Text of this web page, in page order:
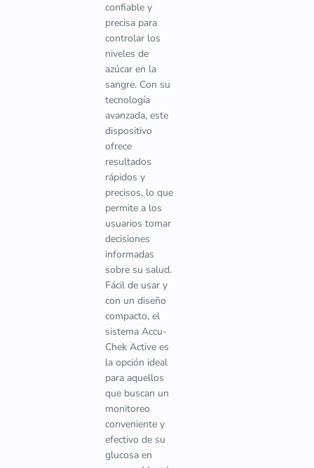
confiable y
precisa para
controlar los
niveles de
azúcar en la
sangre. Con su
tecnología
avanzada, este
dispositivo
ofrece
resultados
rápidos y
precisos, lo que
permite a los
usuarios tomar
decisiones
informadas
sobre su salud.
Fácil de usar y
con un diseño
compacto, el
sistema Accu-
Chek Active es
la opción ideal
para aquellos
que buscan un
monitoreo
conveniente y
efectivo de su
glucosa en